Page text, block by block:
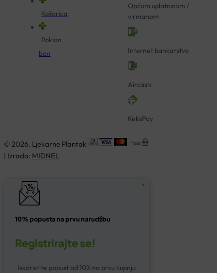
Košarica
Poklon
bon
Općom uplatnicom /
virmanom
Internet bankarstvo
Aircash
KeksPay
© 2026. Ljekarne Plantak
| Izrada: MIDNEL
10% popusta na prvu narudžbu
Registrirajte se!
Iskoristite popust od 10% na prvu kupnju